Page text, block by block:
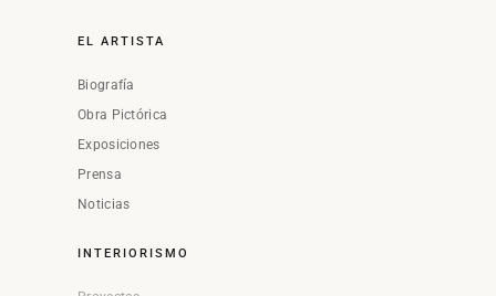
EL ARTISTA
Biografía
Obra Pictórica
Exposiciones
Prensa
Noticias
INTERIORISMO